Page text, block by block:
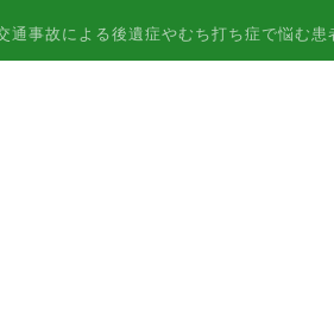
通事故による後遺症やむち打ち症で悩